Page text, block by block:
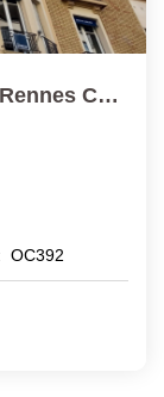
Superbe Appartement T5 140 M² Rennes Centre Historique
OC392